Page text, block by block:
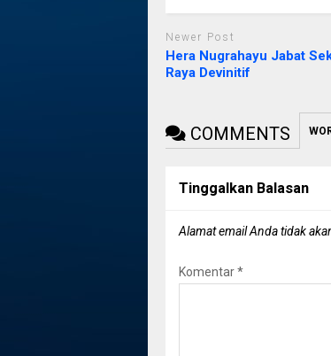
Newer Post
Hera Nugrahayu Jabat
Raya Devinitif
COMMENTS
Tinggalkan Balasan
Alamat email Anda tidak
Komentar*